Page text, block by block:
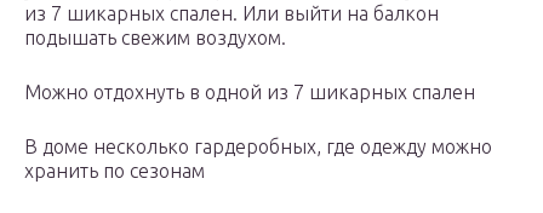
из 7 шикарных спален. Или выйти на балкон
подышать свежим воздухом.
Можно отдохнуть в одной из 7 шикарных спален
В доме несколько гардеробных, где одежду можно
хранить по сезонам